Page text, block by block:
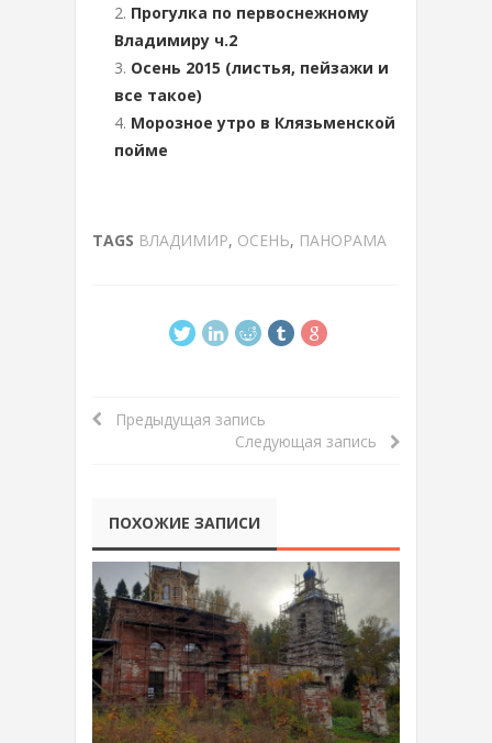
Прогулка по первоснежному
Владимиру ч.2
Осень 2015 (листья, пейзажи и
все такое)
Морозное утро в Клязьменской
пойме
TAGS ВЛАДИМИР, ОСЕНЬ, ПАНОРАМА
Предыдущая запись
Следующая запись
ПОХОЖИЕ ЗАПИСИ